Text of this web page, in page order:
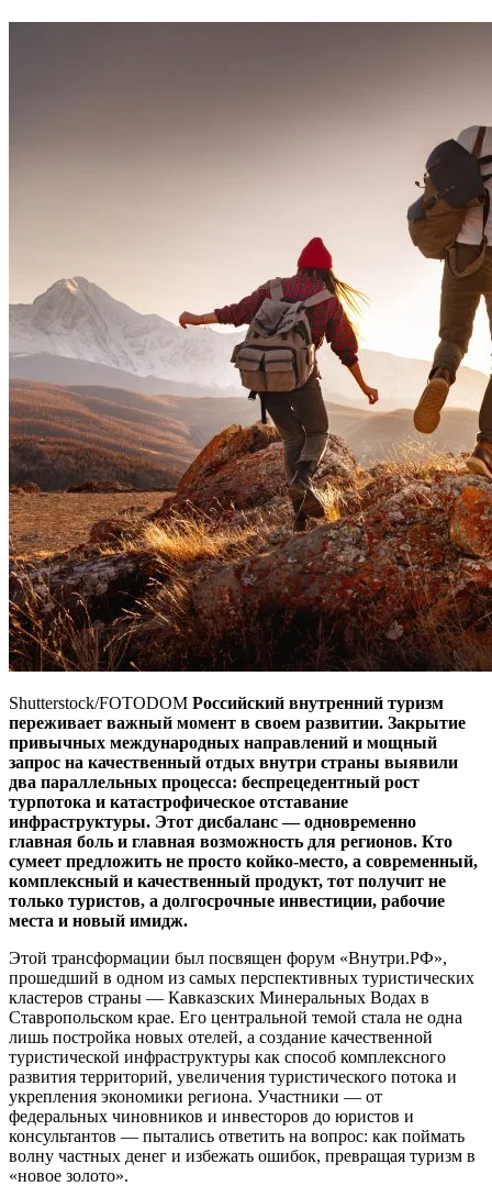
Shutterstock/FOTODOM Российский внутренний туризм
переживает важный момент в своем развитии. Закрытие
привычных международных направлений и мощный
запрос на качественный отдых внутри страны выявили
два параллельных процесса: беспрецедентный рост
турпотока и катастрофическое отставание
инфраструктуры. Этот дисбаланс — одновременно
главная боль и главная возможность для регионов. Кто
сумеет предложить не просто койко-место, а современный,
комплексный и качественный продукт, тот получит не
только туристов, а долгосрочные инвестиции, рабочие
места и новый имидж.
Этой трансформации был посвящен форум «Внутри.РФ»,
прошедший в одном из самых перспективных туристических
кластеров страны — Кавказских Минеральных Водах в
Ставропольском крае. Его центральной темой стала не одна
лишь постройка новых отелей, а создание качественной
туристической инфраструктуры как способ комплексного
развития территорий, увеличения туристического потока и
укрепления экономики региона. Участники — от
федеральных чиновников и инвесторов до юристов и
консультантов — пытались ответить на вопрос: как поймать
волну частных денег и избежать ошибок, превращая туризм в
«новое золото».